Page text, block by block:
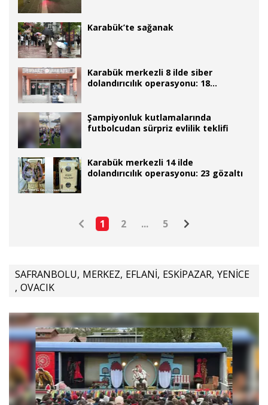
Karabük’te sağanak
Karabük merkezli 8 ilde siber
dolandırıcılık operasyonu: 18
Şampiyonluk kutlamalarında
futbolcudan sürpriz evlilik teklifi
Karabük merkezli 14 ilde
dolandırıcılık operasyonu: 23 gözaltı
1 2 ... 5
SAFRANBOLU, MERKEZ, EFLANİ, ESKİPAZAR, YENİCE
, OVACIK